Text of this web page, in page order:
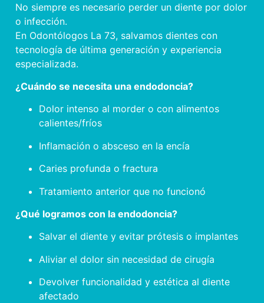
No siempre es necesario perder un diente por dolor
o infección.
En Odontólogos La 73, salvamos dientes con
tecnología de última generación y experiencia
especializada.
¿Cuándo se necesita una endodoncia?
Dolor intenso al morder o con alimentos
calientes/fríos
Inflamación o absceso en la encía
Caries profunda o fractura
Tratamiento anterior que no funcionó
¿Qué logramos con la endodoncia?
Salvar el diente y evitar prótesis o implantes
Aliviar el dolor sin necesidad de cirugía
Devolver funcionalidad y estética al diente
afectado